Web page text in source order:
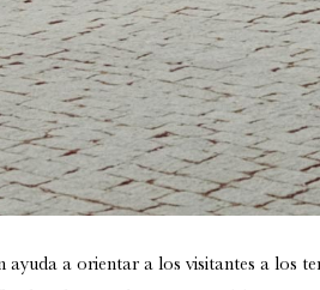
a orientar a los visitantes a los